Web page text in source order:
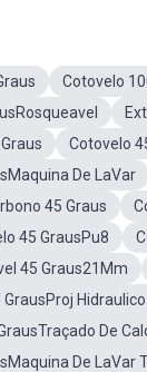
Cotovelo
Cotovelo
De LaVar
45 Graus
45 GrausPu8
45 Graus21Mm
Hidraulico
De
De LaVar